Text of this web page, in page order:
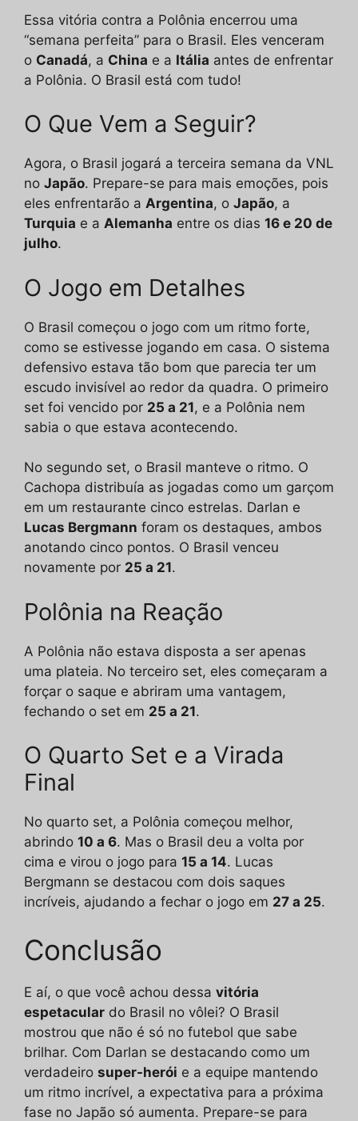
Essa vitória contra a Polônia encerrou uma
“semana perfeita” para o Brasil. Eles venceram
o Canadá, a China e a Itália antes de enfrentar
a Polônia. O Brasil está com tudo!
O Que Vem a Seguir?
Agora, o Brasil jogará a terceira semana da VNL
no Japão. Prepare-se para mais emoções, pois
eles enfrentarão a Argentina, o Japão, a
Turquia e a Alemanha entre os dias 16 e 20 de
julho.
O Jogo em Detalhes
O Brasil começou o jogo com um ritmo forte,
como se estivesse jogando em casa. O sistema
defensivo estava tão bom que parecia ter um
escudo invisível ao redor da quadra. O primeiro
set foi vencido por 25 a 21, e a Polônia nem
sabia o que estava acontecendo.
No segundo set, o Brasil manteve o ritmo. O
Cachopa distribuía as jogadas como um garçom
em um restaurante cinco estrelas. Darlan e
Lucas Bergmann foram os destaques, ambos
anotando cinco pontos. O Brasil venceu
novamente por 25 a 21.
Polônia na Reação
A Polônia não estava disposta a ser apenas
uma plateia. No terceiro set, eles começaram a
forçar o saque e abriram uma vantagem,
fechando o set em 25 a 21.
O Quarto Set e a Virada
Final
No quarto set, a Polônia começou melhor,
abrindo 10 a 6. Mas o Brasil deu a volta por
cima e virou o jogo para 15 a 14. Lucas
Bergmann se destacou com dois saques
incríveis, ajudando a fechar o jogo em 27 a 25.
Conclusão
E aí, o que você achou dessa vitória
espetacular do Brasil no vôlei? O Brasil
mostrou que não é só no futebol que sabe
brilhar. Com Darlan se destacando como um
verdadeiro super-herói e a equipe mantendo
um ritmo incrível, a expectativa para a próxima
fase no Japão só aumenta. Prepare-se para